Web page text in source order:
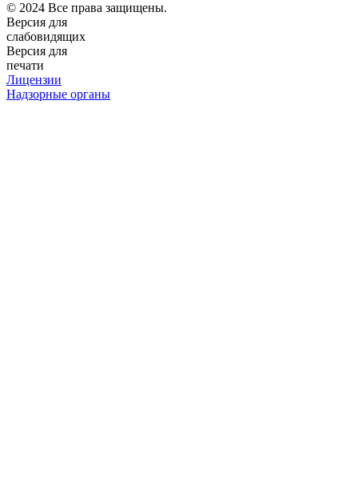
© 2024 Все права защищены.
Версия для
слабовидящих
Версия для
печати
Лицензии
Надзорные органы